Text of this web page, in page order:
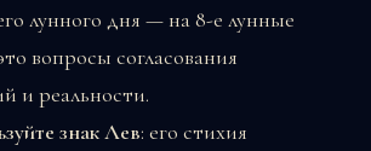
лунного дня — на 8-е лунные
вопросы согласования
и реальности.
знак Лев: его стихия